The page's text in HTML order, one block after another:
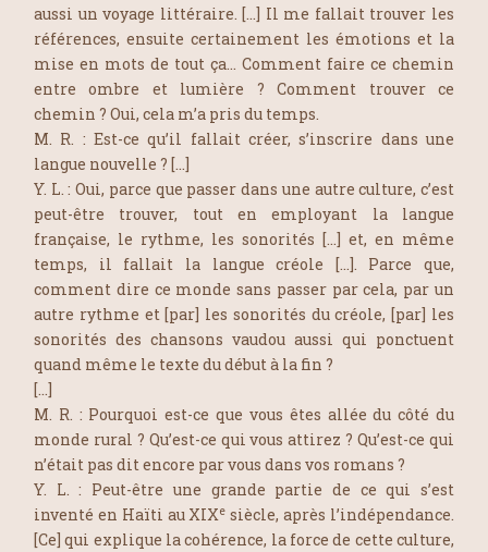
aussi un voyage littéraire. […] Il me fallait trouver les
références, ensuite certainement les émotions et la
mise en mots de tout ça… Comment faire ce chemin
entre ombre et lumière ? Comment trouver ce
chemin ? Oui, cela m’a pris du temps.
M. R. : Est-ce qu’il fallait créer, s’inscrire dans une
langue nouvelle ? […]
Y. L. : Oui, parce que passer dans une autre culture, c’est
peut-être trouver, tout en employant la langue
française, le rythme, les sonorités […] et, en même
temps, il fallait la langue créole […]. Parce que,
comment dire ce monde sans passer par cela, par un
autre rythme et [par] les sonorités du créole, [par] les
sonorités des chansons vaudou aussi qui ponctuent
quand même le texte du début à la fin ?
[…]
M. R. : Pourquoi est-ce que vous êtes allée du côté du
monde rural ? Qu’est-ce qui vous attirez ? Qu’est-ce qui
n’était pas dit encore par vous dans vos romans ?
Y. L. : Peut-être une grande partie de ce qui s’est
inventé en Haïti au XIXe siècle, après l’indépendance.
[Ce] qui explique la cohérence, la force de cette culture,